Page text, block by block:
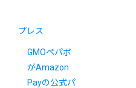
プレス
GMOペパボ
がAmazon
Payの公式パ